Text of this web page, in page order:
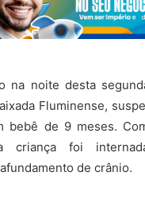
na noite desta
Fluminense,
bebê de 9 meses.
foi
de crânio.